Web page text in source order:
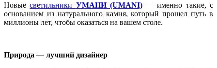
Новыесветильники УМАНИ (UMANI) — именно такие, с
основанием из натурального камня, который прошел путь в
миллионы лет, чтобы оказаться на вашем столе.
Природа — лучший дизайнер